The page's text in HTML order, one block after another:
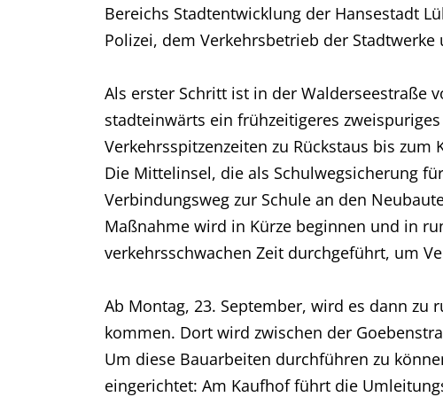
Bereichs Stadtentwicklung der Hansestadt
Polizei, dem Verkehrsbetrieb der
Als erster Schritt ist in der Walderseestraße
stadteinwärts ein frühzeitigeres
Verkehrsspitzenzeiten zu Rückstaus bis
Die Mittelinsel, die als Schulwegsicherung
Verbindungsweg zur Schule an den
Maßnahme wird in Kürze beginnen und in
verkehrsschwachen Zeit durchgeführt, um
Ab Montag, 23. September, wird es dann
kommen. Dort wird zwischen der
Um diese Bauarbeiten durchführen zu
eingerichtet: Am Kaufhof führt die